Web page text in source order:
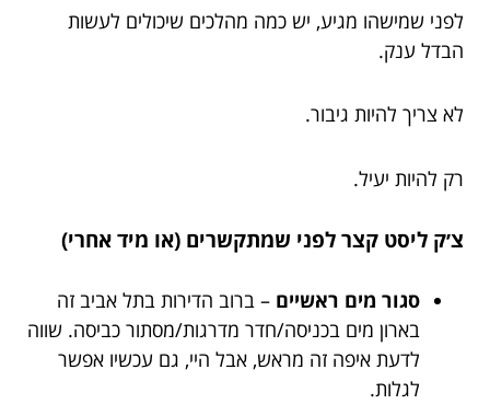
לפני שמישהו מגיע, יש כמה מהלכים שיכולים לעשות
הבדל ענק.
לא צריך להיות גיבור.
רק להיות יעיל.
צ׳ק ליסט קצר לפני שמתקשרים (או מיד אחרי)
סגור מים ראשיים – ברוב הדירות בתל אביב זה
בארון מים בכניסה/חדר מדרגות/מסתור כביסה. שווה
לדעת איפה זה מראש, אבל היי, גם עכשיו אפשר
לגלות.